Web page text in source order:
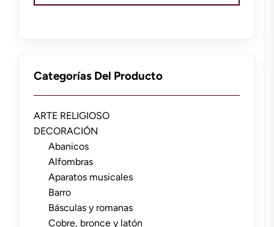
Categorías Del Producto
ARTE RELIGIOSO
DECORACIÓN
Abanicos
Alfombras
Aparatos musicales
Barro
Básculas y romanas
Cobre, bronce y latón